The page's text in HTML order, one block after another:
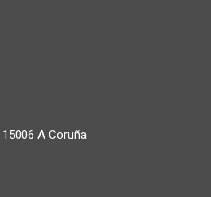
15006 A Coruña